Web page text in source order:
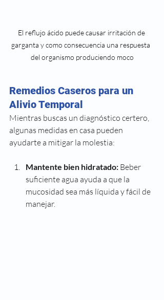
El reflujo ácido puede causar irritación de
garganta y como consecuencia una respuesta
del organismo produciendo moco
Remedios Caseros para un
Alivio Temporal
Mientras buscas un diagnóstico certero,
algunas medidas en casa pueden
ayudarte a mitigar la molestia:
Mantente bien hidratado: Beber
suficiente agua ayuda a que la
mucosidad sea más líquida y fácil de
manejar.